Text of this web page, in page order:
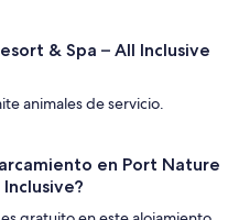
& Spa – All Inclusive
animales de servicio.
en Port Nature